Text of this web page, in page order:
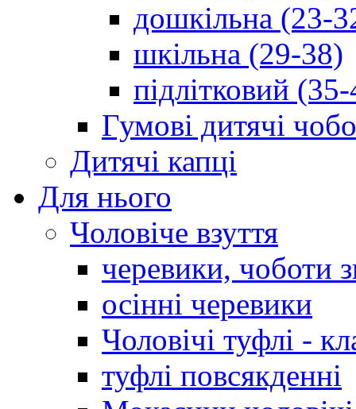
дошкільна (23-
шкільна (29-38)
підлітковий
Гумові дитячі
Дитячі капці
Для нього
Чоловіче взуття
черевики, чоботи
осінні черевики
Чоловічі туфлі -
туфлі повсякденні